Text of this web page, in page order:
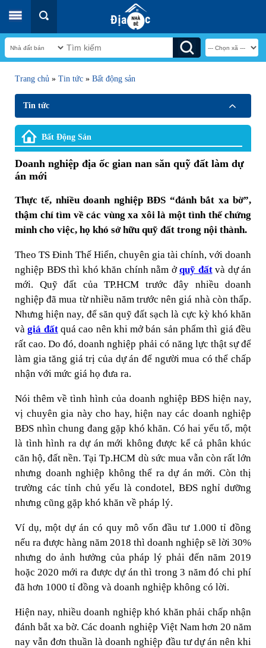
Trang chủ » Tin tức » Bất động sản
Tin tức
Bất Động Sản
Doanh nghiệp địa ốc gian nan săn quỹ đất làm dự
án mới
Thực tế, nhiều doanh nghiệp BĐS “đánh bắt xa bờ”,
thậm chí tìm về các vùng xa xôi là một tình thế chứng
minh cho việc, họ khó sở hữu quỹ đất trong nội thành.
Theo TS Đinh Thế Hiển, chuyên gia tài chính, với doanh
nghiệp BĐS thì khó khăn chính nằm ởquỹ đấtvà dự án
mới. Quỹ đất của TP.HCM trước đây nhiều doanh
nghiệp đã mua từ nhiều năm trước nên giá nhà còn thấp.
Nhưng hiện nay, để săn quỹ đất sạch là cực kỳ khó khăn
vàgiá đấtquá cao nên khi mở bán sản phẩm thì giá đều
rất cao. Do đó, doanh nghiệp phải có năng lực thật sự để
làm gia tăng giá trị của dự án để người mua có thể chấp
nhận với mức giá họ đưa ra.
Nói thêm về tình hình của doanh nghiệp BĐS hiện nay,
vị chuyên gia này cho hay, hiện nay các doanh nghiệp
BĐS nhìn chung đang gặp khó khăn. Có hai yếu tố, một
là tình hình ra dự án mới không được kể cả phân khúc
căn hộ, đất nền. Tại Tp.HCM dù sức mua vẫn còn rất lớn
nhưng doanh nghiệp không thể ra dự án mới. Còn thị
trường các tỉnh chủ yếu là condotel, BĐS nghỉ dưỡng
nhưng cũng gặp khó khăn về pháp lý.
Ví dụ, một dự án có quy mô vốn đầu tư 1.000 tỉ đồng
nếu ra được hàng năm 2018 thì doanh nghiệp sẽ lời 30%
nhưng do ảnh hưởng của pháp lý phải đến năm 2019
hoặc 2020 mới ra được dự án thì trong 3 năm đó chi phí
đã hơn 1000 tỉ đồng và doanh nghiệp không có lời.
Hiện nay, nhiều doanh nghiệp khó khăn phải chấp nhận
đánh bắt xa bờ. Các doanh nghiệp Việt Nam hơn 20 năm
nay vẫn đơn thuần là doanh nghiệp đầu tư dự án nên khi